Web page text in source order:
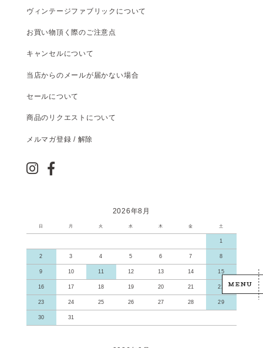
ヴィンテージファブリックについて
お買い物頂く際のご注意点
キャンセルについて
当店からのメールが届かない場合
セールについて
商品のリクエストについて
メルマガ登録 / 解除
2026年8月
日 月 火 水 木 金 土
1
2 3 4 5 6 7 8
9 10 11 12 13 14 15
16 17 18 19 20 21 22
23 24 25 26 27 28 29
30 31